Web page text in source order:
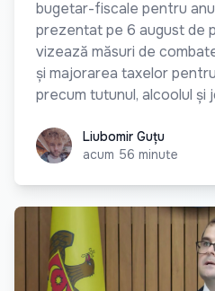
bugetar-fiscale pentru
prezentat pe 6 august de
vizează măsuri de
și majorarea taxelor
precum tutunul, alcoolul și
Liubomir Guțu
Liubomir Guțu
acum 56 minute